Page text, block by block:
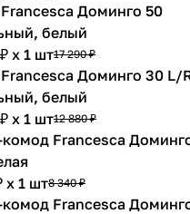
Доминго 50
белый
x 1 шт17 290 ₽
Доминго 30 L/
белый
x 1 шт12 880 ₽
Francesca
x 1 шт8 340 ₽
Francesca